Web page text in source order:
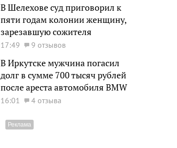
В Шелехове суд приговорил к
пяти годам колонии женщину,
зарезавшую сожителя
17:49 9 отзывов
В Иркутске мужчина погасил
долг в сумме 700 тысяч рублей
после ареста автомобиля BMW
16:01 4 отзыва